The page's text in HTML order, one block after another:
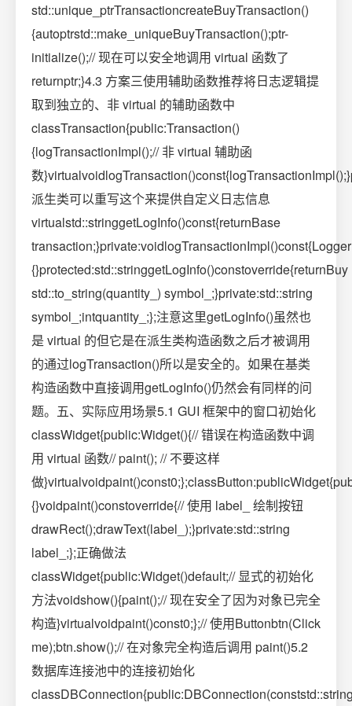
std::unique_ptrTransactioncreateBuyTransaction()
{autoptrstd::make_uniqueBuyTransaction();ptr-
initialize();// 现在可以安全地调用 virtual 函数了
returnptr;}4.3 方案三使用辅助函数推荐将日志逻辑提
取到独立的、非 virtual 的辅助函数中
classTransaction{public:Transaction()
{logTransactionImpl();// 非 virtual 辅助函
数
派生类可以重写这个来提供自定义日志信息
virtualstd::stringgetLogInfo()const{returnBase
{}protected:std::stringgetLogInfo()constoverride{returnBuy
std::to_string(quantity_) symbol_;}private:std::string
symbol_;intquantity_;};注意这里getLogInfo()虽然也
是 virtual 的但它是在派生类构造函数之后才被调用
的通过logTransaction()所以是安全的。如果在基类
构造函数中直接调用getLogInfo()仍然会有同样的问
题。五、实际应用场景5.1 GUI 框架中的窗口初始化
classWidget{public:Widget(){// 错误在构造函数中调
用 virtual 函数// paint(); // 不要这样
做
{}voidpaint()constoverride{// 使用 label_ 绘制按钮
drawRect();drawText(label_);}private:std::string
label_;};正确做法
classWidget{public:Widget()default;// 显式的初始化
方法voidshow(){paint();// 现在安全了因为对象已完全
构造}virtualvoidpaint()const0;};// 使用Buttonbtn(Click
me);btn.show();// 在对象完全构造后调用 paint()5.2
数据库连接池中的连接初始化